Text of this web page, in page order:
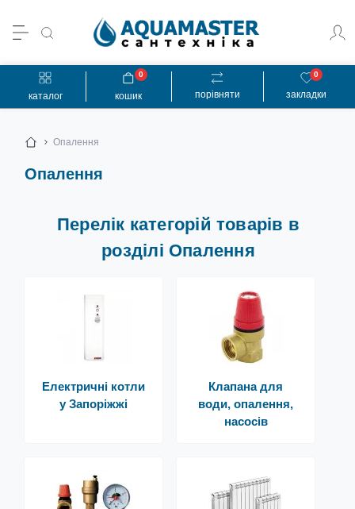
каталог порівняти закладки
0
кошик
0
Опалення
Опалення
Перелік категорій товарів в
розділі Опалення
Електричні котли
у Запоріжжі
Клапана для
води, опалення,
насосів